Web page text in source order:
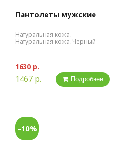
Пантолеты мужские
Натуральная кожа,
Натуральная кожа, Черный
1630 р.
1467 р. Подробнее
–10%